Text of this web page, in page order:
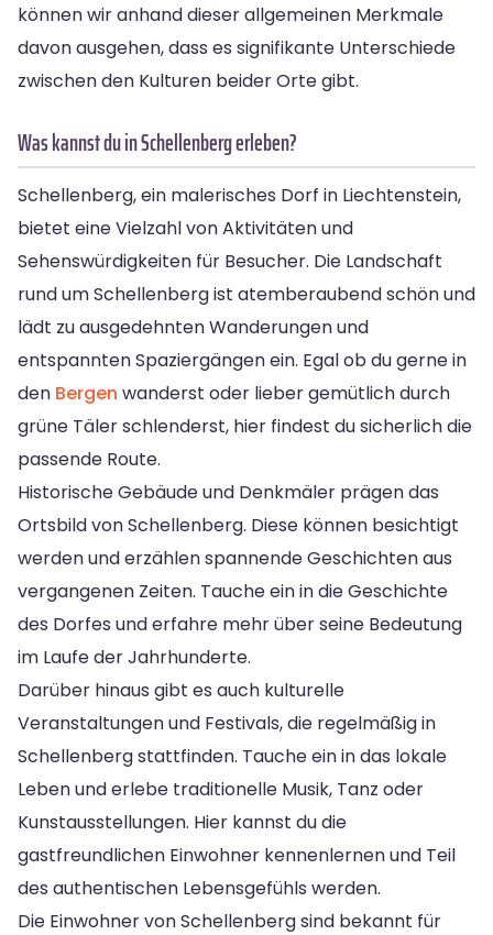
können wir anhand dieser allgemeinen Merkmale
davon ausgehen, dass es signifikante Unterschiede
zwischen den Kulturen beider Orte gibt.
Was kannst du in Schellenberg erleben?
Schellenberg, ein malerisches Dorf in Liechtenstein,
bietet eine Vielzahl von Aktivitäten und
Sehenswürdigkeiten für Besucher. Die Landschaft
rund um Schellenberg ist atemberaubend schön und
lädt zu ausgedehnten Wanderungen und
entspannten Spaziergängen ein. Egal ob du gerne in
den Bergen wanderst oder lieber gemütlich durch
grüne Täler schlenderst, hier findest du sicherlich die
passende Route.
Historische Gebäude und Denkmäler prägen das
Ortsbild von Schellenberg. Diese können besichtigt
werden und erzählen spannende Geschichten aus
vergangenen Zeiten. Tauche ein in die Geschichte
des Dorfes und erfahre mehr über seine Bedeutung
im Laufe der Jahrhunderte.
Darüber hinaus gibt es auch kulturelle
Veranstaltungen und Festivals, die regelmäßig in
Schellenberg stattfinden. Tauche ein in das lokale
Leben und erlebe traditionelle Musik, Tanz oder
Kunstausstellungen. Hier kannst du die
gastfreundlichen Einwohner kennenlernen und Teil
des authentischen Lebensgefühls werden.
Die Einwohner von Schellenberg sind bekannt für